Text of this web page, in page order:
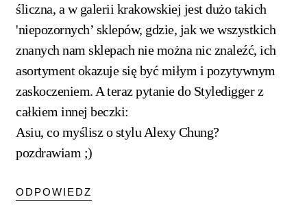
śliczna, a w galerii krakowskiej jest dużo takich
'niepozornych’ sklepów, gdzie, jak we wszystkich
znanych nam sklepach nie można nic znaleźć, ich
asortyment okazuje się być miłym i pozytywnym
zaskoczeniem. A teraz pytanie do Styledigger z
całkiem innej beczki:
Asiu, co myślisz o stylu Alexy Chung?
pozdrawiam ;)
ODPOWIEDZ